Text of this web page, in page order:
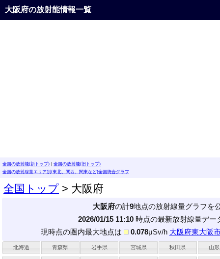
大阪府の放射能情報一覧
全国の放射能(新トップ)
全国の放射能(旧トップ)
全国の放射線量エリア別(東北、関西、関東など)全国統合グラフ
全国トップ > 大阪府
大阪府の計9地点の放射線量グラフを
2026/01/15 11:10 時点の最新放射線量デー
現時点の圏内最大地点は
0.078μSv/h 大阪府東大阪
北海道 青森県 岩手県 宮城県 秋田県 山